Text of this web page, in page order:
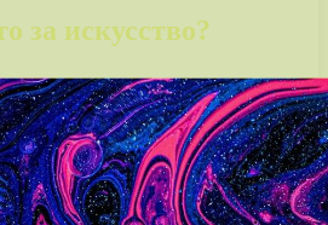
за искусство?